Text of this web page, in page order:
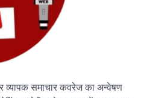
व्यापक समाचार कवरेज का अन्वेषण